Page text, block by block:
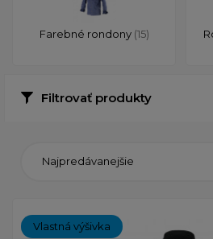
Farebné rondony (15)
Filtrovať produkty
Najpredávanejšie
Vlastná výšivka